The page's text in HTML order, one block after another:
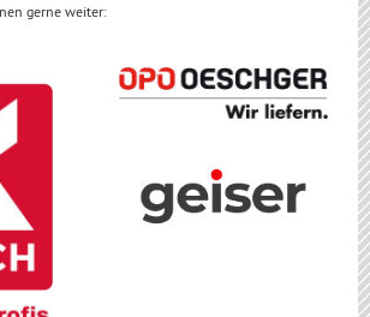
gerne weiter: